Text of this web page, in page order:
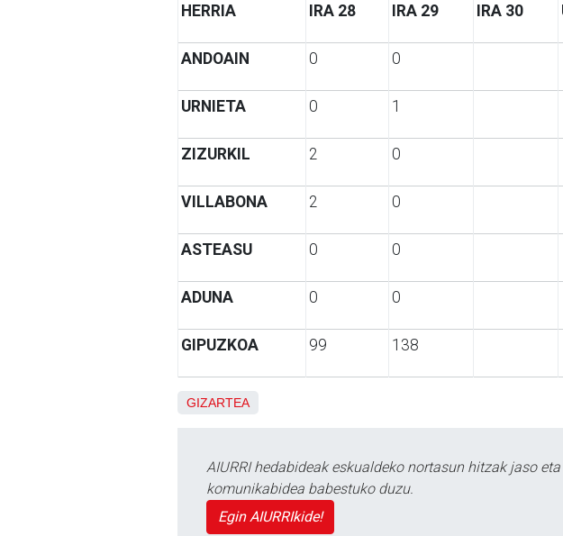
HERRIA IRA 28 IRA 29 IRA 30
ANDOAIN 0 0
URNIETA 0 1
ZIZURKIL 2 0
VILLABONA 2 0
ASTEASU 0 0
ADUNA 0 0
GIPUZKOA 99 138
GIZARTEA
AIURRI hedabideak eskualdeko nortasun hitzak jaso
komunikabidea babestuko duzu.
Egin AIURRIkide!